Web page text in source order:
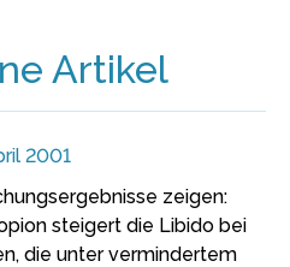
Artikel
2001
zeigen:
steigert die Libido bei
die unter vermindertem